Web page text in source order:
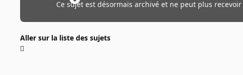
Ce sujet est désormais archivé et ne peut plus
Aller sur la liste des sujets